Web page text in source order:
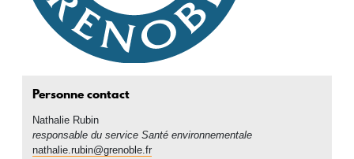
Personne contact
Nathalie Rubin
responsable du service Santé environnementale
nathalie.rubin@grenoble.fr